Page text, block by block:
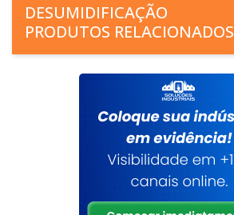
DESUMIDIFICAÇÃO
PRODUTOS RELACIONADOS